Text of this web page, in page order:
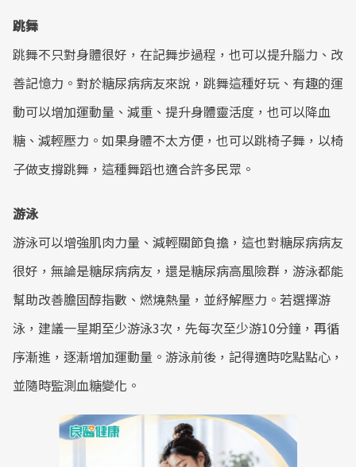
跳舞
跳舞不只對身體很好，在記舞步過程，也可以提升腦力、改
善記憶力。對於糖尿病病友來說，跳舞這種好玩、有趣的運
動可以增加運動量、減重、提升身體靈活度，也可以降血
糖、減輕壓力。如果身體不太方便，也可以跳椅子舞，以椅
子做支撐跳舞，這種舞蹈也適合許多民眾。
游泳
游泳可以增強肌肉力量、減輕關節負擔，這也對糖尿病病友
很好，無論是糖尿病病友，還是糖尿病高風險群，游泳都能
幫助改善膽固醇指數、燃燒熱量，並紓解壓力。若選擇游
泳，建議一星期至少游泳3次，先每次至少游10分鐘，再循
序漸進，逐漸增加運動量。游泳前後，記得適時吃點點心，
並隨時監測血糖變化。